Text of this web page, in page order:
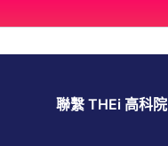
聯繫 THEi 高科院